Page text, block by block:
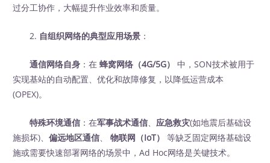
过分工协作，大幅提升作业效率和质量。
2. 自组织网络的典型应用场景 ：
通信网络自身 ：在蜂窝网络（4G/5G）
‍ 中，SON技术被用于
实现基站的自动配置、优化和故障修复，以降低运营成本
(OPEX)。
特殊环境通信 ：在军事战术通信、应急救灾(如地震后基础设
施损坏)、偏远地区通信、物联网（IoT）
‍ 等缺乏固定网络基础设
施或需要快速部署网络的场景中，Ad Hoc网络是关键技术。